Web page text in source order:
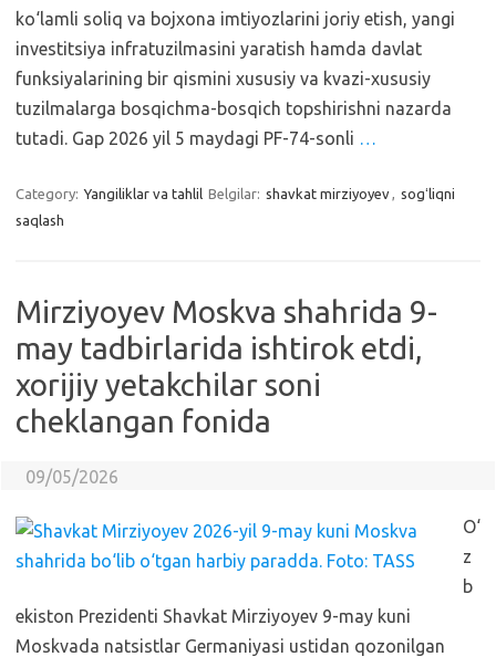
ko‘lamli soliq va bojxona imtiyozlarini joriy etish, yangi
investitsiya infratuzilmasini yaratish hamda davlat
funksiyalarining bir qismini xususiy va kvazi-xususiy
tuzilmalarga bosqichma-bosqich topshirishni nazarda
tutadi. Gap 2026 yil 5 maydagi PF-74-sonli …
Category: Yangiliklar va tahlil Belgilar: shavkat mirziyoyev, sogʻliqni
saqlash
Mirziyoyev Moskva shahrida 9-
may tadbirlarida ishtirok etdi,
xorijiy yetakchilar soni
cheklangan fonida
09/05/2026
O‘
z
b
ekiston Prezidenti Shavkat Mirziyoyev 9-may kuni
Moskvada natsistlar Germaniyasi ustidan qozonilgan